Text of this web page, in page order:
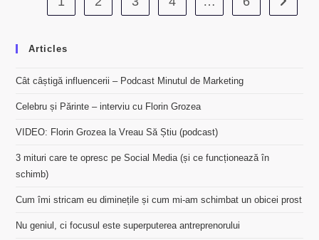
Articles
Cât câștigă influencerii – Podcast Minutul de Marketing
Celebru și Părinte – interviu cu Florin Grozea
VIDEO: Florin Grozea la Vreau Să Știu (podcast)
3 mituri care te opresc pe Social Media (și ce funcționează în
schimb)
Cum îmi stricam eu diminețile și cum mi-am schimbat un obicei prost
Nu geniul, ci focusul este superputerea antreprenorului